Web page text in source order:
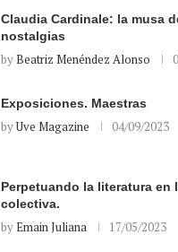
Claudia Cardinale: la musa
nostalgias
byBeatriz Menéndez Alonso
Exposiciones. Maestras
byUve Magazine 04/09/2023
Perpetuando la literatura en
colectiva.
byEmain Juliana 17/05/2023